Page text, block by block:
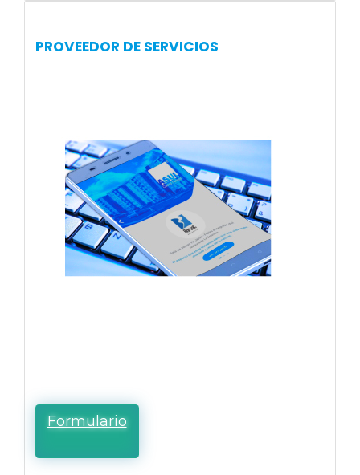
PROVEEDOR DE SERVICIOS
Formulario